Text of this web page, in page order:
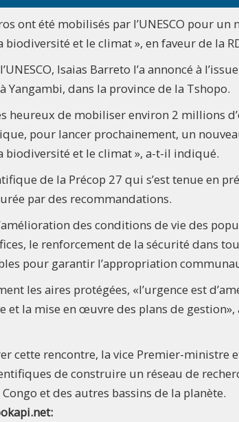
ont été mobilisés par l’UNESCO pour
biodiversité et le climat », en faveur de la
Isaias Barreto l’a annoncé à
Yangambi, dans la province de la Tshopo.
heureux de mobiliser environ 2 millions
pour lancer prochainement, un
biodiversité et le climat », a-t-il indiqué.
de la Précop 27 qui s’est tenue en
par des recommandations.
des conditions de vie des
le renforcement de la sécurité dans
pour garantir l’appropriation
les aires protégées, «l’urgence est
et la mise en œuvre des plans de
cette rencontre, la vice Premier-ministre
de construire un réseau de
et des autres bassins de la planète.